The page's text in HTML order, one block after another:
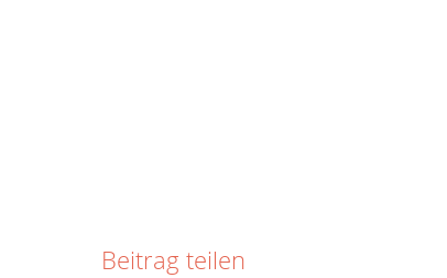
Beitrag teilen